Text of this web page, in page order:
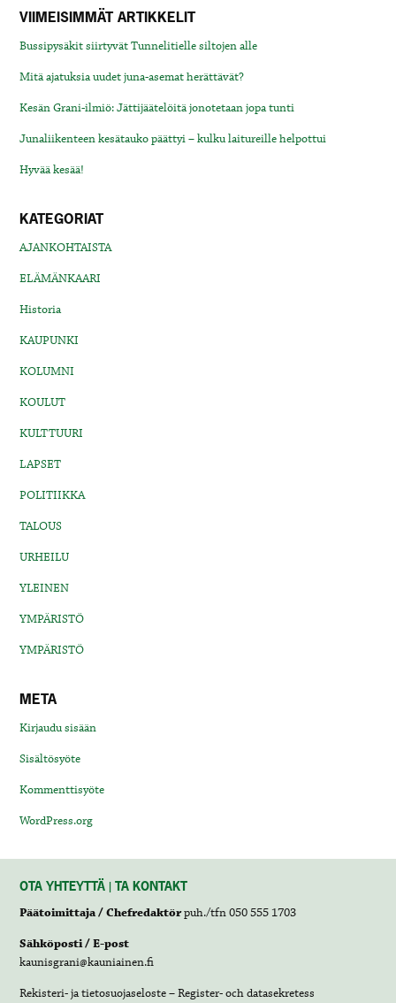
VIIMEISIMMÄT ARTIKKELIT
Bussipysäkit siirtyvät Tunnelitielle siltojen alle
Mitä ajatuksia uudet juna-asemat herättävät?
Kesän Grani-ilmiö: Jättijäätelöitä jonotetaan jopa tunti
Junaliikenteen kesätauko päättyi – kulku laitureille helpottui
Hyvää kesää!
KATEGORIAT
AJANKOHTAISTA
ELÄMÄNKAARI
Historia
KAUPUNKI
KOLUMNI
KOULUT
KULTTUURI
LAPSET
POLITIIKKA
TALOUS
URHEILU
YLEINEN
YMPÄRISTÖ
YMPÄRISTÖ
META
Kirjaudu sisään
Sisältösyöte
Kommenttisyöte
WordPress.org
OTA YHTEYTTÄ | TA KONTAKT
Päätoimittaja / Chefredaktörpuh./tfn 050 555 1703
Sähköposti / E-post
kaunisgrani@kauniainen.fi
Rekisteri- ja tietosuojaseloste – Register- och datasekretess